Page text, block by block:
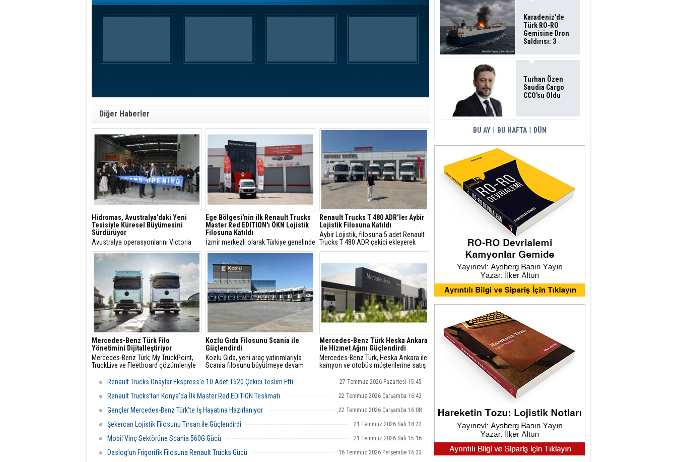
Diğer Haberler
Hidromas, Avustralya'daki Yeni
Tesisiyle Küresel Büyümesini
Sürdürüyor
Avustralya operasyonlarını Victoria
eyaletine bağlı Epping'deki yeni
tesisinin açılışıyla güçlendiren
Hidromas, küresel çapta genişlemeye
devam ediyor.
Ege Bölgesi'nin ilk Renault Trucks
Master Red EDITION'ı ÖKN Lojistik
Filosuna Katıldı
İzmir merkezli olarak Türkiye genelinde
parsiyel lojistik operasyonları yürüten
Renault Trucks Master Red EDITION
panelvanını filosuna kattı.
Renault Trucks T 480 ADR’ler Aybir
Lojistik Filosuna Katıldı
Aybir Lojistik, filosuna 5 adet Renault
Trucks T 480 ADR çekici ekleyerek
Renault Trucks araçlarının payını
Mercedes-Benz Türk Filo
Yönetimini Dijitalleştiriyor
Mercedes-Benz Türk; My TruckPoint,
TruckLive ve Fleetboard çözümleriyle
süreçlerini daha verimli yönetmesini
Kozlu Gıda Filosunu Scania ile
Güçlendirdi
Kozlu Gıda, yeni araç yatırımlarıyla
Scania filosunu büyütmeye devam
Mercedes-Benz Türk Heska Ankara
ile Hizmet Ağını Güçlendirdi
Mercedes-Benz Türk, Heska Ankara ile
kamyon ve otobüs müşterilerine satış
altında sunuyor.
Renault Trucks Onaylar Ekspress’e 10 Adet T520 Çekici Teslim Etti 27 Temmuz 2026 Pazartesi 15:45
Renault Trucks’tan Konya’da İlk Master Red EDITION Teslimatı 22 Temmuz 2026 Çarşamba 16:42
Gençler Mercedes-Benz Türk’te İş Hayatına Hazırlanıyor 22 Temmuz 2026 Çarşamba 16:08
Şekercan Lojistik Filosunu Tırsan ile Güçlendirdi 21 Temmuz 2026 Salı 18:22
Mobil Vinç Sektörüne Scania 560G Gücü 21 Temmuz 2026 Salı 15:16
Daslog’un Frigorifik Filosuna Renault Trucks Gücü 16 Temmuz 2026 Perşembe 16:23
Karadeniz'de
Türk RO-RO
Gemisine Dron
Saldırısı: 3
Durumu Ağır
Turhan Özen
Saudia Cargo
CCO'su Oldu
BU AY BU HAFTA DÜN